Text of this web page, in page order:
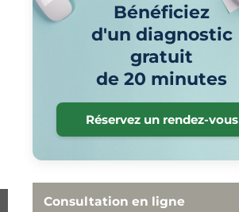
Bénéficiez
d'un diagnostic
gratuit
de 20 minutes
Réservez un rendez-vous
Consultation en ligne